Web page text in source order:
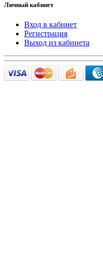
Личный кабинет
Вход в кабинет
Регистрация
Выход из кабинета